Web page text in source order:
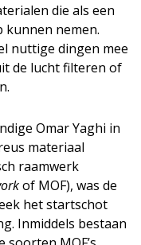
die als een
kunnen nemen.
nuttige dingen mee
de lucht filteren of
Omar Yaghi in
materiaal
raamwerk
of MOF), was de
het startschot
Inmiddels bestaan